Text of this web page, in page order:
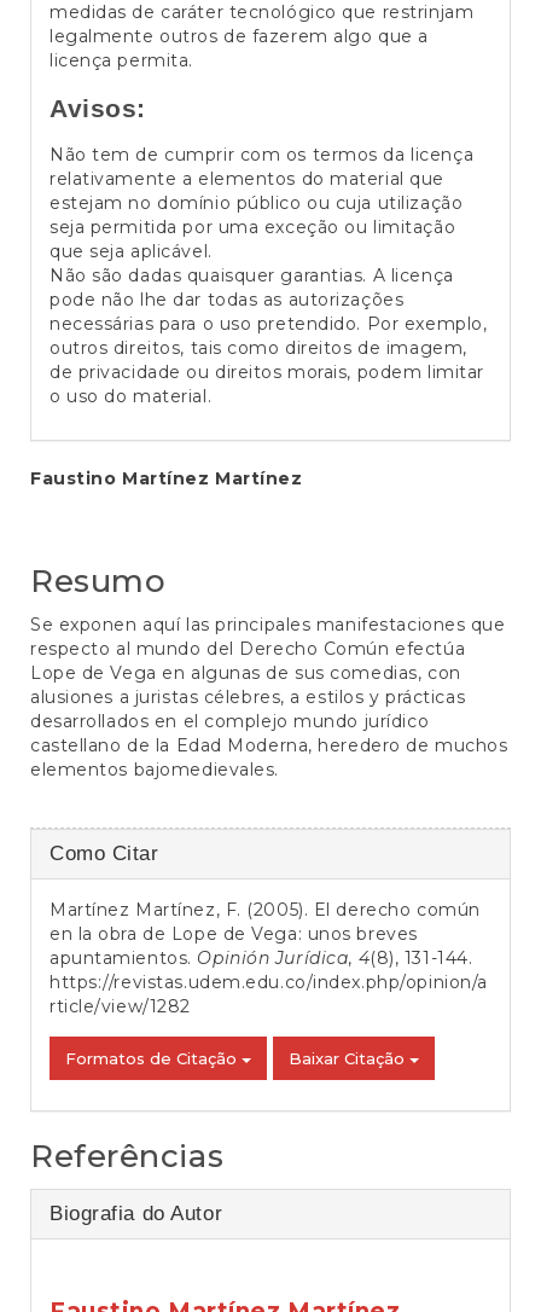
medidas de caráter tecnológico que restrinjam
legalmente outros de fazerem algo que a
licença permita.
Avisos:
Não tem de cumprir com os termos da licença
relativamente a elementos do material que
estejam no domínio público ou cuja utilização
seja permitida por uma exceção ou limitação
que seja aplicável.
Não são dadas quaisquer garantias. A licença
pode não lhe dar todas as autorizações
necessárias para o uso pretendido. Por exemplo,
outros direitos, tais como direitos de imagem,
de privacidade ou direitos morais, podem limitar
o uso do material.
Conteúdo
principal
Faustino Martínez Martínez
Resumo
Se exponen aquí las principales manifestaciones que
respecto al mundo del Derecho Común efectúa
Lope de Vega en algunas de sus comedias, con
alusiones a juristas célebres, a estilos y prácticas
desarrollados en el complejo mundo jurídico
castellano de la Edad Moderna, heredero de muchos
elementos bajomedievales.
Detalhes
do
artigo
Como Citar
Martínez Martínez, F. (2005). El derecho común
en la obra de Lope de Vega: unos breves
apuntamientos. Opinión Jurídica, 4(8), 131-144.
https://revistas.udem.edu.co/index.php/opinion/a
rticle/view/1282
Formatos de Citação Baixar Citação
Referências
Biografia do Autor